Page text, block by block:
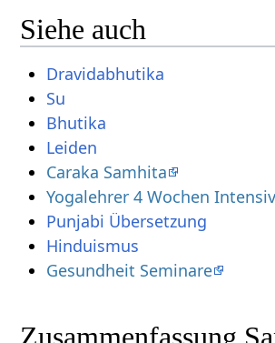
Siehe auch
Dravidabhutika
Su
Bhutika
Leiden
Caraka Samhita
Yogalehrer 4 Wochen
Punjabi Übersetzung
Hinduismus
Gesundheit Seminare